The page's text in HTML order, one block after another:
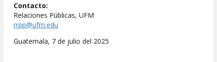
Contacto:
Relaciones Públicas, UFM
rrpp@ufm.edu
Guatemala, 7 de julio del 2025